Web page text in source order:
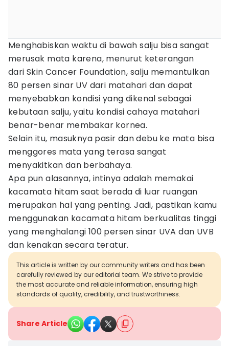
Menghabiskan waktu di bawah salju bisa sangat
merusak mata karena, menurut keterangan
dari Skin Cancer Foundation, salju memantulkan
80 persen sinar UV dari matahari dan dapat
menyebabkan kondisi yang dikenal sebagai
kebutaan salju, yaitu kondisi cahaya matahari
benar-benar membakar kornea.
Selain itu, masuknya pasir dan debu ke mata bisa
menggores mata yang terasa sangat
menyakitkan dan berbahaya.
Apa pun alasannya, intinya adalah memakai
kacamata hitam saat berada di luar ruangan
merupakan hal yang penting. Jadi, pastikan kamu
menggunakan kacamata hitam berkualitas tinggi
yang menghalangi 100 persen sinar UVA dan UVB
dan kenakan secara teratur.
This article is written by our community writers and has been
carefully reviewed by our editorial team. We strive to provide
the most accurate and reliable information, ensuring high
standards of quality, credibility, and trustworthiness.
Share Article